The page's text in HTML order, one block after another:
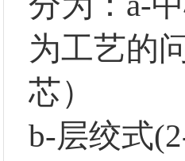
为工艺的
芯）
b-层绞式